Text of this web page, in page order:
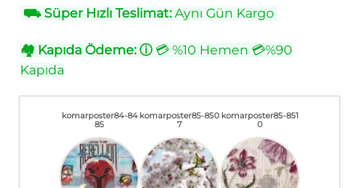
⛟Süper Hızlı Teslimat:Aynı Gün Kargo
🏘 Kapıda Ödeme: ⓘ💳 %10 Hemen 💳%90
Kapıda
komarposter84-84
85
komarposter85-850
7
komarposter85-851
0